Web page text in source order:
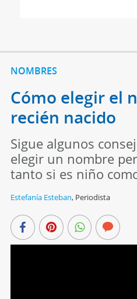
NOMBRES
Cómo elegir el
recién nacido
Sigue algunos
elegir un nombre
tanto si es niño
Estefanía Esteban, Periodista